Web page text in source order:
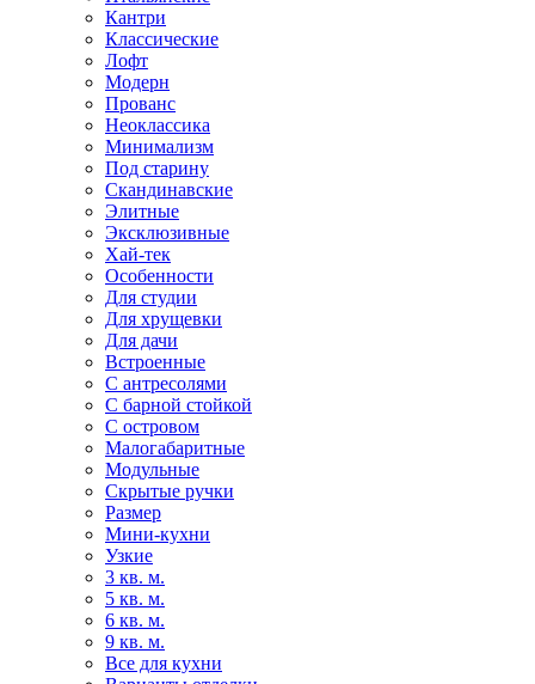
Кантри
Классические
Лофт
Модерн
Прованс
Неоклассика
Минимализм
Под старину
Скандинавские
Элитные
Эксклюзивные
Хай-тек
Особенности
Для студии
Для хрущевки
Для дачи
Встроенные
С антресолями
С барной стойкой
С островом
Малогабаритные
Модульные
Скрытые ручки
Размер
Мини-кухни
Узкие
3 кв. м.
5 кв. м.
6 кв. м.
9 кв. м.
Все для кухни